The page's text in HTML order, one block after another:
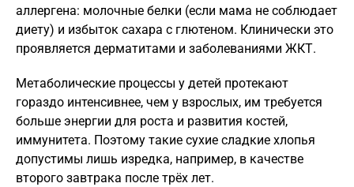
аллергена: молочные белки (если мама не соблюдает
диету) и избыток сахара с глютеном. Клинически это
проявляется дерматитами и заболеваниями ЖКТ.
Метаболические процессы у детей протекают
гораздо интенсивнее, чем у взрослых, им требуется
больше энергии для роста и развития костей,
иммунитета. Поэтому такие сухие сладкие хлопья
допустимы лишь изредка, например, в качестве
второго завтрака после трёх лет.